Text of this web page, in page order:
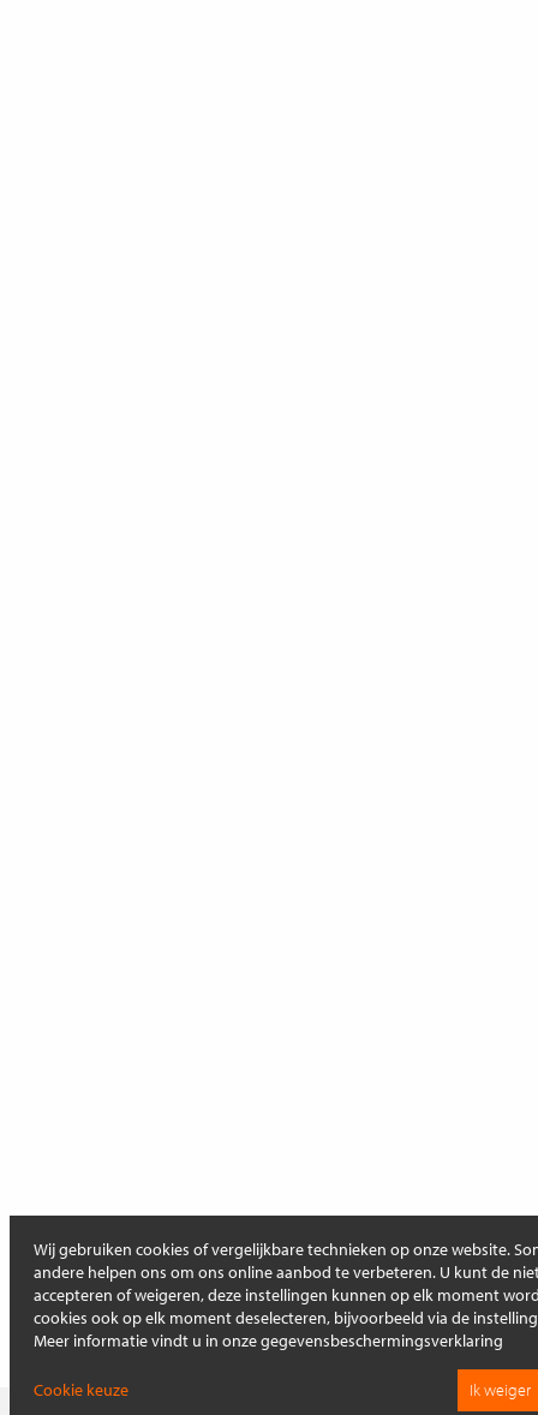
Wij gebruiken cookies of vergelijkbare technieken op onze website.
andere helpen ons om ons online aanbod te verbeteren. U kunt de
accepteren of weigeren, deze instellingen kunnen op elk moment
cookies ook op elk moment deselecteren, bijvoorbeeld via de
Meer informatie vindt u in onze gegevensbeschermingsverklaring
Cookie keuze Ik weiger